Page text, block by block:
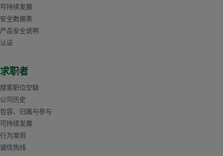
可持续发展
安全数据表
产品安全说明
认证
求职者
搜索职位空缺
公司历史
包容、归属与参与
可持续发展
行为准则
诚信热线